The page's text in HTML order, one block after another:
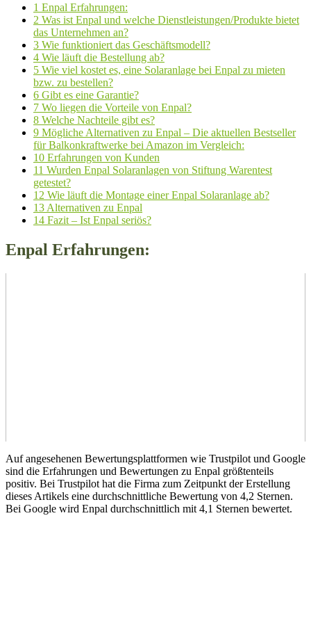
1 Enpal Erfahrungen:
2 Was ist Enpal und welche Dienstleistungen/Produkte bietet
das Unternehmen an?
3 Wie funktioniert das Geschäftsmodell?
4 Wie läuft die Bestellung ab?
5 Wie viel kostet es, eine Solaranlage bei Enpal zu mieten
bzw. zu bestellen?
6 Gibt es eine Garantie?
7 Wo liegen die Vorteile von Enpal?
8 Welche Nachteile gibt es?
9 Mögliche Alternativen zu Enpal – Die aktuellen Bestseller
für Balkonkraftwerke bei Amazon im Vergleich:
10 Erfahrungen von Kunden
11 Wurden Enpal Solaranlagen von Stiftung Warentest
getestet?
12 Wie läuft die Montage einer Enpal Solaranlage ab?
13 Alternativen zu Enpal
14 Fazit – Ist Enpal seriös?
Enpal Erfahrungen:
Auf angesehenen Bewertungsplattformen wie Trustpilot und Google
sind die Erfahrungen und Bewertungen zu Enpal größtenteils
positiv. Bei Trustpilot hat die Firma zum Zeitpunkt der Erstellung
dieses Artikels eine durchschnittliche Bewertung von 4,2 Sternen.
Bei Google wird Enpal durchschnittlich mit 4,1 Sternen bewertet.